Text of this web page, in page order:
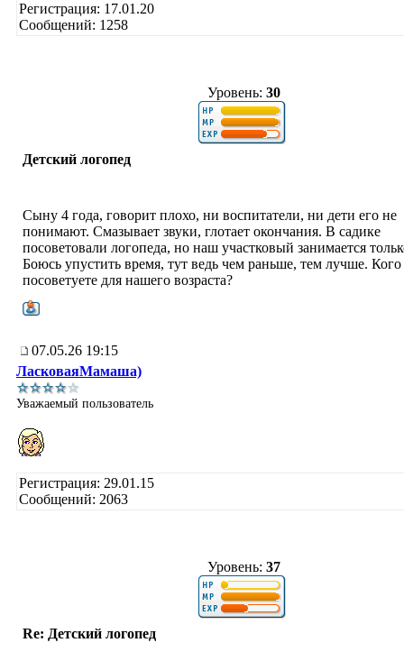
Регистрация: 17.01.20
Сообщений: 1258
Уровень: 30
Детский логопед
Сыну 4 года, говорит плохо, ни воспитатели, ни дети его не
понимают. Смазывает звуки, глотает окончания. В садике
посоветовали логопеда, но наш участковый занимается
Боюсь упустить время, тут ведь чем раньше, тем лучше. Кого
посоветуете для нашего возраста?
07.05.26 19:15
ЛасковаяМамаша)
Уважаемый пользователь
Регистрация: 29.01.15
Сообщений: 2063
Уровень: 37
Re: Детский логопед